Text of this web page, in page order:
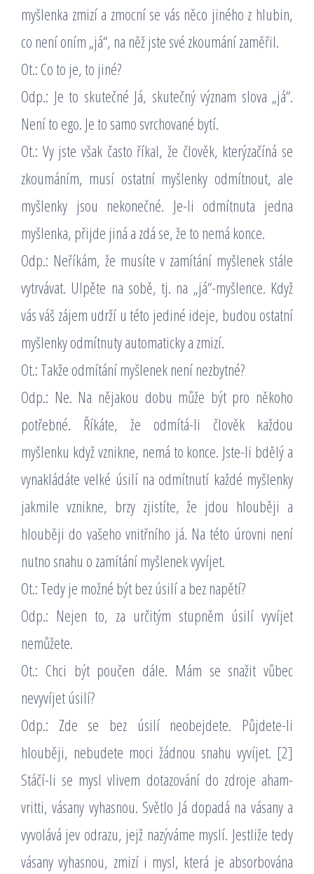
myšlenka zmizí a zmocní se vás něco jiného z hlubin,
co není oním „já“, na něž jste své zkoumání zaměřil.
Ot.: Co to je, to jiné?
Odp.: Je to skutečné Já, skutečný význam slova „já“.
Není to ego. Je to samo svrchované bytí.
Ot.: Vy jste však často říkal, že člověk, kterýzačíná se
zkoumáním, musí ostatní myšlenky odmítnout, ale
myšlenky jsou nekonečné. Je-li odmítnuta jedna
myšlenka, přijde jiná a zdá se, že to nemá konce.
Odp.: Neříkám, že musíte v zamítání myšlenek stále
vytrvávat. Ulpěte na sobě, tj. na „já“-myšlence. Když
vás váš zájem udrží u této jediné ideje, budou ostatní
myšlenky odmítnuty automaticky a zmizí.
Ot.: Takže odmítání myšlenek není nezbytné?
Odp.: Ne. Na nějakou dobu může být pro někoho
potřebné. Říkáte, že odmítá-li člověk každou
myšlenku když vznikne, nemá to konce. Jste-li bdělý a
vynakládáte velké úsilí na odmítnutí každé myšlenky
jakmile vznikne, brzy zjistíte, že jdou hlouběji a
hlouběji do vašeho vnitřního já. Na této úrovni není
nutno snahu o zamítání myšlenek vyvíjet.
Ot.: Tedy je možné být bez úsilí a bez napětí?
Odp.: Nejen to, za určitým stupněm úsilí vyvíjet
nemůžete.
Ot.: Chci být poučen dále. Mám se snažit vůbec
nevyvíjet úsilí?
Odp.: Zde se bez úsilí neobejdete. Půjdete-li
hlouběji, nebudete moci žádnou snahu vyvíjet. [2]
Stáčí-li se mysl vlivem dotazování do zdroje aham-
vritti, vásany vyhasnou. Světlo Já dopadá na vásany a
vyvolává jev odrazu, jejž nazýváme myslí. Jestliže tedy
vásany vyhasnou, zmizí i mysl, která je absorbována